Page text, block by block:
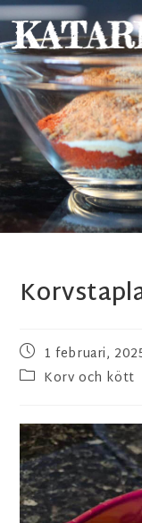
1 februari,
Korv och kött